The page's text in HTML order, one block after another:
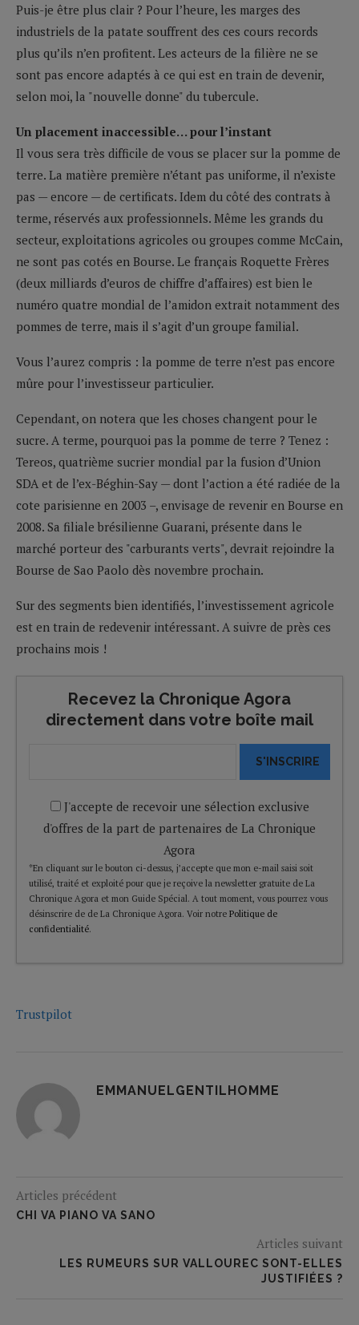
Puis-je être plus clair ? Pour l’heure, les marges des
industriels de la patate souffrent des ces cours records
plus qu’ils n’en profitent. Les acteurs de la filière ne se
sont pas encore adaptés à ce qui est en train de devenir,
selon moi, la "nouvelle donne" du tubercule.
Un placement inaccessible… pour l’instant
Il vous sera très difficile de vous se placer sur la pomme de
terre. La matière première n’étant pas uniforme, il n’existe
pas — encore — de certificats. Idem du côté des contrats à
terme, réservés aux professionnels. Même les grands du
secteur, exploitations agricoles ou groupes comme McCain,
ne sont pas cotés en Bourse. Le français Roquette Frères
(deux milliards d’euros de chiffre d’affaires) est bien le
numéro quatre mondial de l’amidon extrait notamment des
pommes de terre, mais il s’agit d’un groupe familial.
Vous l’aurez compris : la pomme de terre n’est pas encore
mûre pour l’investisseur particulier.
Cependant, on notera que les choses changent pour le
sucre. A terme, pourquoi pas la pomme de terre ? Tenez :
Tereos, quatrième sucrier mondial par la fusion d’Union
SDA et de l’ex-Béghin-Say — dont l’action a été radiée de la
cote parisienne en 2003 –, envisage de revenir en Bourse en
2008. Sa filiale brésilienne Guarani, présente dans le
marché porteur des "carburants verts", devrait rejoindre la
Bourse de Sao Paolo dès novembre prochain.
Sur des segments bien identifiés, l’investissement agricole
est en train de redevenir intéressant. A suivre de près ces
prochains mois !
Recevez la Chronique Agora
directement dans votre boîte mail
S'INSCRIRE
J'accepte de recevoir une sélection exclusive
d'offres de la part de partenaires de La Chronique
Agora
*En cliquant sur le bouton ci-dessus, j’accepte que mon e-mail saisi soit
utilisé, traité et exploité pour que je reçoive la newsletter gratuite de La
Chronique Agora et mon Guide Spécial. A tout moment, vous pourrez vous
désinscrire de de La Chronique Agora. Voir notre Politique de
confidentialité.
Trustpilot
EMMANUELGENTILHOMME
Articles précédent
CHI VA PIANO VA SANO
Articles suivant
LES RUMEURS SUR VALLOUREC SONT-ELLES
JUSTIFIÉES ?